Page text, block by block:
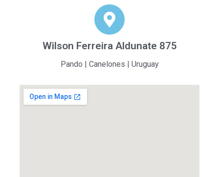
Wilson Ferreira Aldunate 875
Pando | Canelones | Uruguay